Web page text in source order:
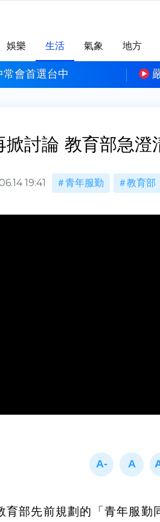
娛樂 生活 氣象 地方
年來首次部隊登島操演 賴
掀討論 教育部急
19:41 青年服勤 教育部
部先前規劃的「青年服勤